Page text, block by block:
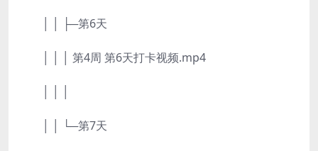
│ │ ├─第6天
│ │ │ 第4周 第6天打卡视频.mp4
│ │ └─第7天